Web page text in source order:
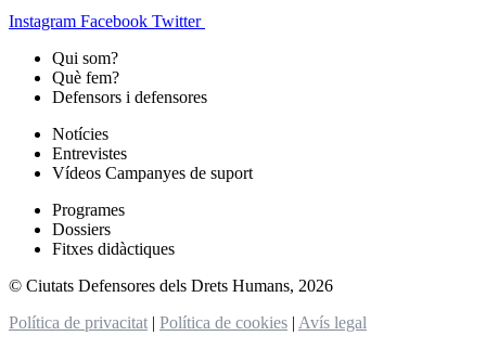
Instagram Facebook Twitter
Qui som?
Què fem?
Defensors i defensores
Notícies
Entrevistes
Vídeos Campanyes de suport
Programes
Dossiers
Fitxes didàctiques
© Ciutats Defensores dels Drets Humans, 2026
Política de privacitat | Política de cookies | Avís legal